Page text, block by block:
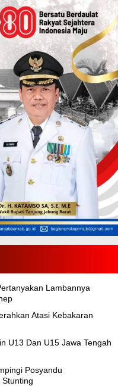
Lambannya
Atasi Kebakaran
U13 Dan U15 Jawa Tengah
Posyandu